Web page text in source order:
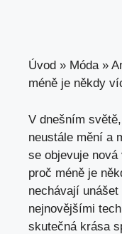
Úvod » Móda»
méně je někdy
V dnešním
neustále mění a
se objevuje
proč méně je
nechávají
nejnovějšími
skutečná krása